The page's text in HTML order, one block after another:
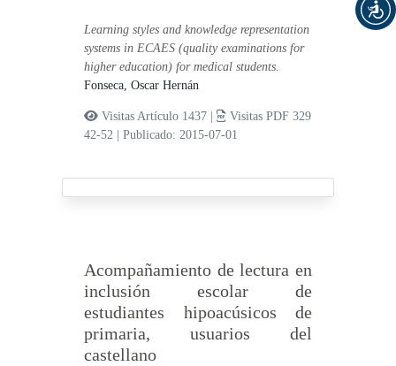
Learning styles and knowledge representation
systems in ECAES (quality examinations for
higher education) for medical students.
Fonseca, Oscar Hernán
Visitas Artículo 1437 |
Visitas PDF 329
42-52
|Publicado: 2015-07-01
Acompañamiento de lectura en
inclusión escolar de
estudiantes hipoacúsicos de
primaria, usuarios del
castellano